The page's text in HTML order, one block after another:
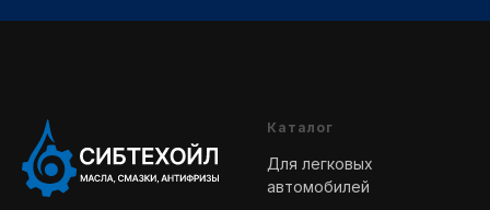
Каталог
Для легковых
автомобилей